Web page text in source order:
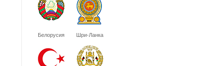
Белорусия Шри-Ланка